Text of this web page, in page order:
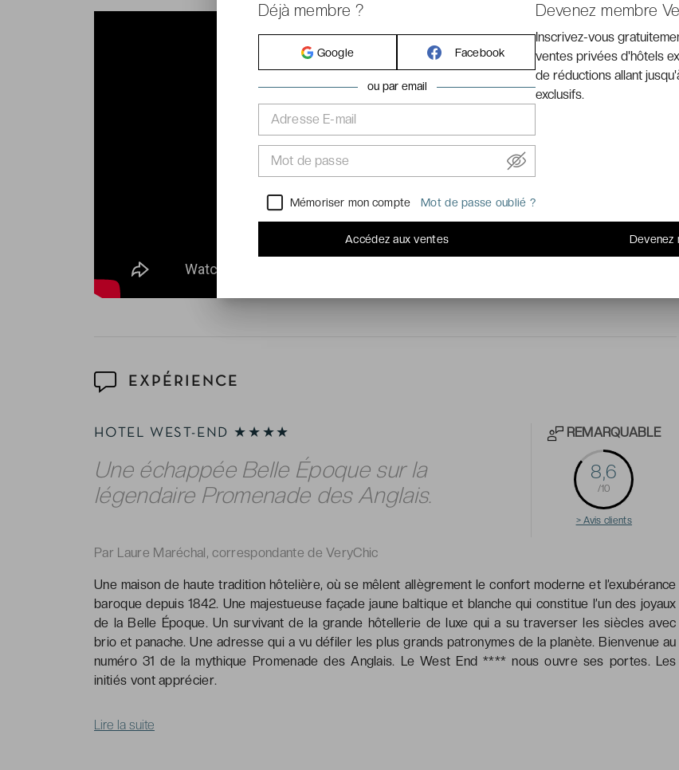
EXPÉRIENCE
HOTEL WEST-END ★★★★
Une échappée Belle Époque sur la
légendaire Promenade des Anglais.
REMARQUABLE
8,6
/10
> Avis clients
Par Laure Maréchal, correspondante de VeryChic
Une maison de haute tradition hôtelière, où se mêlent allègrement le confort moderne et l’exubérance
baroque depuis 1842. Une majestueuse façade jaune baltique et blanche qui constitue l’un des joyaux
de la Belle Époque. Un survivant de la grande hôtellerie de luxe qui a su traverser les siècles avec
brio et panache. Une adresse qui a vu défiler les plus grands patronymes de la planète. Bienvenue au
numéro 31 de la mythique Promenade des Anglais. Le West End **** nous ouvre ses portes. Les
initiés vont apprécier.
Lire la suite
Déjà membre ?
Google Facebook
ou par email
Adresse E-mail
Mot de passe
Mémoriser mon compte Mot de passe oublié ?
Accédez aux ventes
Devenez membre
Inscrivez-vous
ventes privées d'hôtels
de réductions allant
exclusifs.
Devenez